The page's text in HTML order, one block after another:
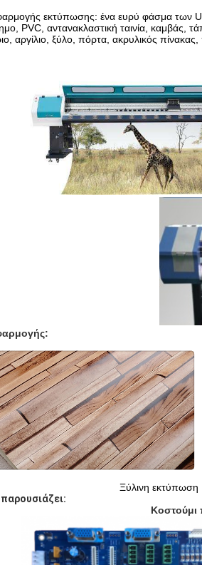
εκτύπωσης: ένα ευρύ φάσμα των
PVC, αντανακλαστική ταινία, καμβάς,
αργίλιο, ξύλο, πόρτα, ακρυλικός
Ξύλινη
Κοστούμι